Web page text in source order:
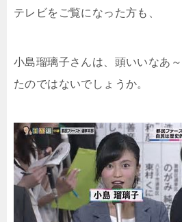
テレビをご覧になった方も、
小島瑠璃子さんは、頭いいなあ
たのではないでしょうか。